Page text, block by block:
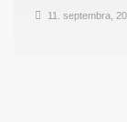
11. septembra,